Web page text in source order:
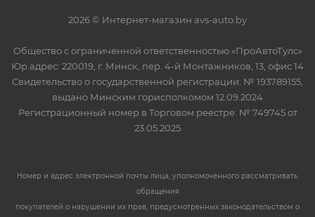
2026 © Интернет-магазин avs-auto.by
Общество с ограниченной ответственностью «ПроАвтоТулс»
Юр.адрес: 220019, г. Минск, пер. 4-й Монтажников, 13, офис 14
Свидетельство о государственной регистрации: № 193789155,
выдано Минским горисполкомом 12.09.2024
Регистрационный номер в Торговом реестре: № 749745 от
23.05.2025
Номер и адрес электронной почты лица, уполномоченного рассматривать
обращения
покупателей о нарушении их прав, предусмотренных законодательством о